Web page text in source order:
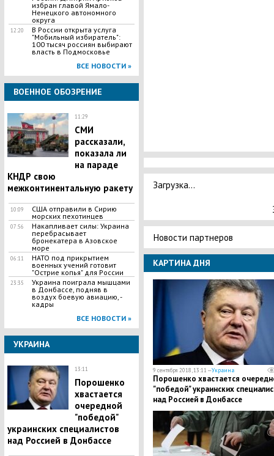
избран главой Ямало-
Ненецкого автономного
округа
12:20
​В России открыта услуга
"Мобильный избиратель":
100 тысяч россиян выбирают
власть в Подмосковье
ВСЕ НОВОСТИ »
ВОЕННОЕ ОБОЗРЕНИЕ
11:29
СМИ
рассказали,
показала ли
на параде
КНДР свою
межконтинентальную ракету
10:09
США отправили в Сирию
морских пехотинцев
07:56
​Накапливает силы: Украина
перебрасывает
бронекатера в Азовское
море
06:11
НАТО под прикрытием
военных учений готовит
"Острие копья" для России
23:35
Украина поиграла мышцами
в Донбассе, подняв в
воздух боевую авиацию, -
кадры
ВСЕ НОВОСТИ »
УКРАИНА
13:11
Порошенко
хвастается
очередной
"победой"
украинских специалистов
над Россией в Донбассе
Загрузка...
Новости партнеров
КАРТИНА ДНЯ
9 сентября 2018, 13:11 —Украина
Порошенко хвастается
"победой" украинских
над Россией в Донбассе